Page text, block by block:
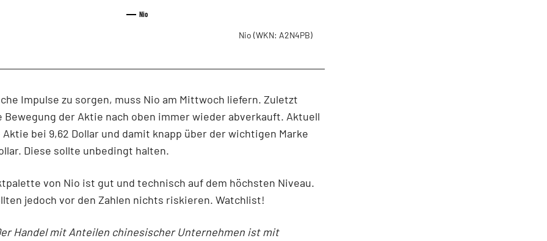
Nio
Nio (WKN: A2N4PB)
Impulse zu sorgen, muss Nio am Mittwoch liefern. Zuletzt
Bewegung der Aktie nach oben immer wieder abverkauft. Aktuell
bei 9,62 Dollar und damit knapp über der wichtigen Marke
Diese sollte unbedingt halten.
von Nio ist gut und technisch auf dem höchsten Niveau.
jedoch vor den Zahlen nichts riskieren. Watchlist!
Handel mit Anteilen chinesischer Unternehmen ist mit